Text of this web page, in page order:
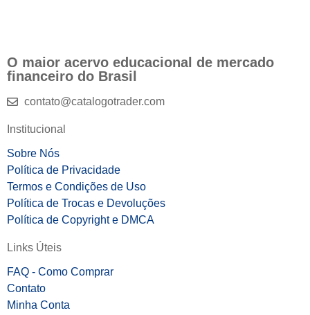
O maior acervo educacional de mercado
financeiro do Brasil
contato@catalogotrader.com
Institucional
Sobre Nós
Política de Privacidade
Termos e Condições de Uso
Política de Trocas e Devoluções
Política de Copyright e DMCA
Links Úteis
FAQ - Como Comprar
Contato
Minha Conta